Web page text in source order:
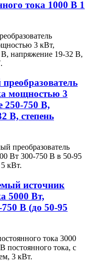
тока 1000 В 1
мощностью 3
250-750 В,
В, степень
источник
5000 Вт,
В (до 50-95